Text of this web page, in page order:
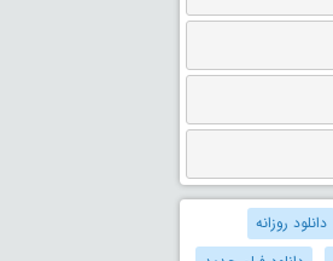
دانلود روزانه